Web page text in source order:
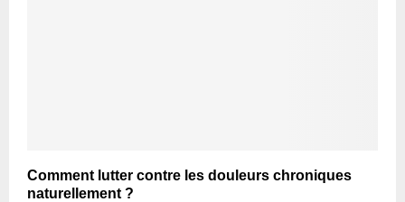
Comment lutter contre les douleurs chroniques
naturellement ?